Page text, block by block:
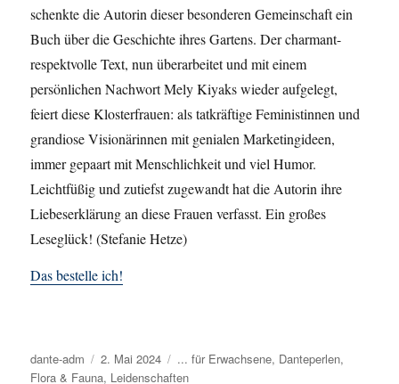
schenkte die Autorin dieser besonderen Gemeinschaft ein
Buch über die Geschichte ihres Gartens. Der charmant-
respektvolle Text, nun überarbeitet und mit einem
persönlichen Nachwort Mely Kiyaks wieder aufgelegt,
feiert diese Klosterfrauen: als tatkräftige Feministinnen und
grandiose Visionärinnen mit genialen Marketingideen,
immer gepaart mit Menschlichkeit und viel Humor.
Leichtfüßig und zutiefst zugewandt hat die Autorin ihre
Liebeserklärung an diese Frauen verfasst. Ein großes
Leseglück! (Stefanie Hetze)
Das bestelle ich!
Autor
dante-adm
Veröffentlicht
am
2. Mai 2024 Kategorien
... für Erwachsene, Danteperlen,
Flora & Fauna, Leidenschaften